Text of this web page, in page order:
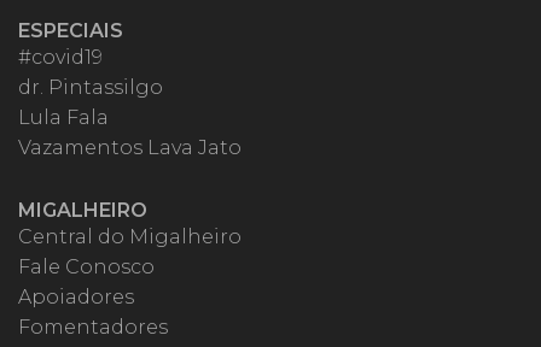
ESPECIAIS
#covid19
dr. Pintassilgo
Lula Fala
Vazamentos Lava Jato
MIGALHEIRO
Central do Migalheiro
Fale Conosco
Apoiadores
Fomentadores